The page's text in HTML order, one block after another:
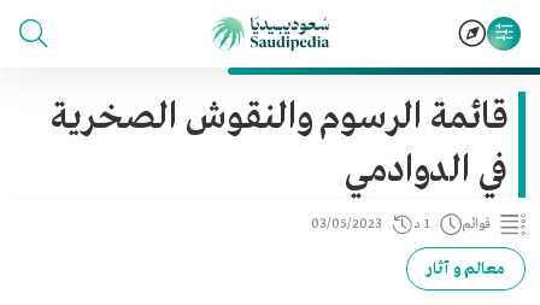
قائمة الرسوم والنقوش الصخرية
في الدوادمي
قوائم 1 د 03/05/2023
معالم و آثار